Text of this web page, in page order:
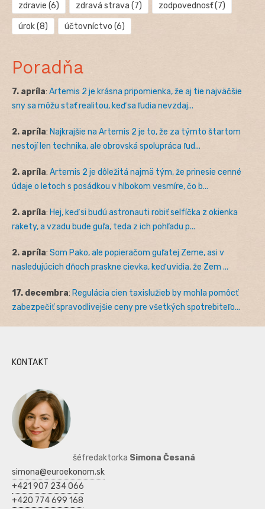
zdravie (6) zdravá strava (7) zodpovednosť(7)
úrok(8) účtovníctvo (6)
Poradňa
7. apríla: Artemis 2 je krásna pripomienka, že aj tie najväčšie
sny sa môžu stať realitou, keď sa ľudia nevzdaj...
2. apríla: Najkrajšie na Artemis 2 je to, že za týmto štartom
nestojí len technika, ale obrovská spolupráca ľud...
2. apríla: Artemis 2 je dôležitá najmä tým, že prinesie cenné
údaje o letoch s posádkou v hlbokom vesmíre, čo b...
2. apríla: Hej, keď si budú astronauti robiť selfíčka z okienka
rakety, a vzadu bude guľa, teda z ich pohľadu p...
2. apríla: Som Pako, ale popieračom guľatej Zeme, asi v
nasledujúcich dňoch praskne cievka, keď uvidia, že Zem ...
17. decembra: Regulácia cien taxislužieb by mohla pomôcť
zabezpečiť spravodlivejšie ceny pre všetkých spotrebiteľo...
KONTAKT
šéfredaktorka Simona Česaná
simona@euroekonom.sk
+421 907 234 066
+420 774 699 168